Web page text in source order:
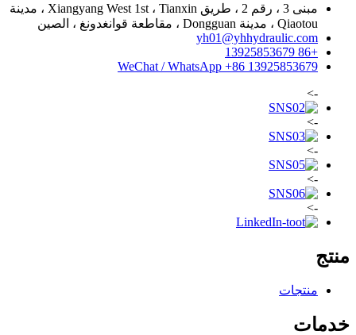
مبنى 3 ، رقم 2 ، طريق Xiangyang West 1st ، Tianxin ، مدينة
Qiaotou ، مدينة Dongguan ، مقاطعة قوانغدونغ ، الصين
yh01@yhhydraulic.com
+86 13925853679
WeChat / WhatsApp +86 13925853679
->
->
->
->
->
منتج
منتجات
خدمات